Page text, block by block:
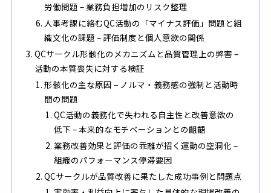
労働問題 – 業務負担増加のリスク整理
人事考課に絡むQC活動の「マイナス評価」問題と組
織文化の課題 – 評価制度と個人意欲の関係
QCサークル形骸化のメカニズムと品質管理上の弊害 –
活動の本質喪失に対する検証
形骸化の主な原因 – ノルマ・義務感の強制と活動時
間の問題
QC活動の義務化で失われる自主性と改善意欲の
低下 – 本来的なモチベーションとの齟齬
業務改善効果と評価の乖離が招く運動の空洞化 –
組織のパフォーマンス停滞要因
QCサークルが品質改善に果たした成功事例と問題点